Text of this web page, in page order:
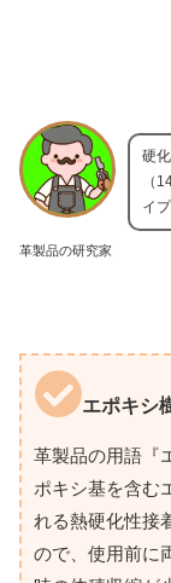
革製品の研究家
硬
（
イ
エポキシ
革製品の用語『
ポキシ基を含む
れる熱硬化性接
ので、使用前に